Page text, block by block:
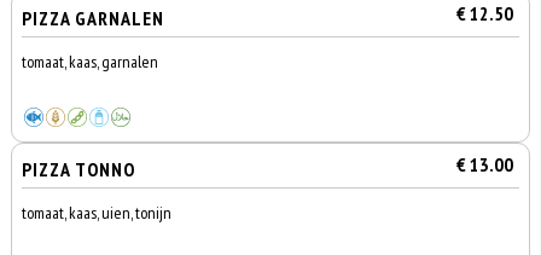
PIZZA GARNALEN € 12.50
tomaat, kaas, garnalen
PIZZA TONNO € 13.00
tomaat, kaas, uien, tonijn